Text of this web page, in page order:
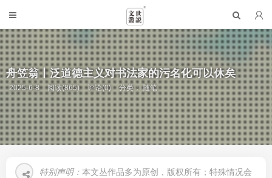
舟笠翁丨泛道德主义对书法家的污名化可以休矣
2025-6-8 阅读(865) 评论(0) 分类：随笔
特别声明： 本文丛作品多为原创，版权所有；特殊情况会